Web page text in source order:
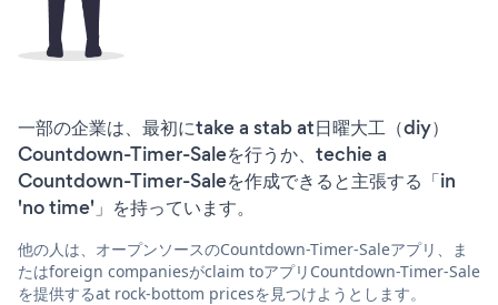
一部の企業は、最初にtake a stab at日曜大工（diy）
Countdown-Timer-Saleを行うか、techie a
Countdown-Timer-Saleを作成できると主張する「in
'no time'」を持っています。
他の人は、オープンソースのCountdown-Timer-Saleアプリ、ま
たはforeign companiesがclaim toアプリCountdown-Timer-Sale
を提供するat rock-bottom pricesを見つけようとします。